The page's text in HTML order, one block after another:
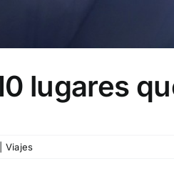
lugares
Viajes